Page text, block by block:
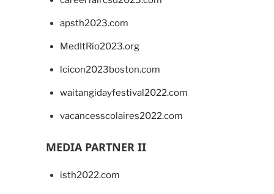
apsth2023.com
MedItRio2023.org
lcicon2023boston.com
waitangidayfestival2022.com
vacancesscolaires2022.com
MEDIA PARTNER II
isth2022.com